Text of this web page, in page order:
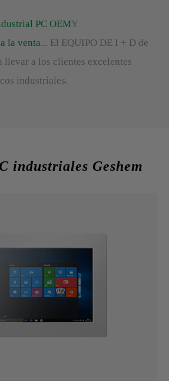
PC OEMY
la venta... El EQUIPO DE I + D de
llevar a los clientes excelentes
industriales.
industriales Geshem